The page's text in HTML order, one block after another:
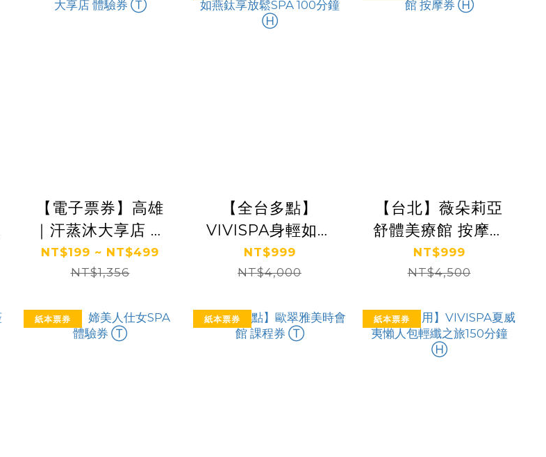
【電子票券】高雄
｜汗蒸沐大享店 體
驗券 Ⓣ
NT$199 ~ NT$499
NT$1,356
【全台多點】
VIVISPA身輕如燕
鈦享放鬆SPA 100
分鐘 Ⓗ
NT$999
NT$4,000
【台北】薇朵莉亞
舒體美療館 按摩券
Ⓗ
NT$999
NT$4,500
紙本票券 紙本票券 紙本票券